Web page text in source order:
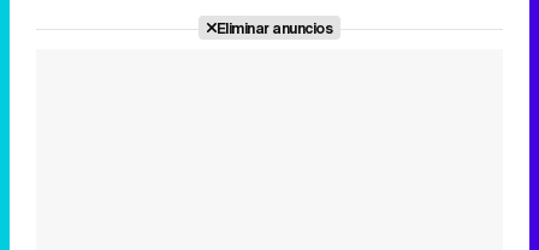
Eliminar anuncios